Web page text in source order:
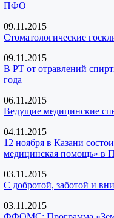
ПФО
09.11.2015
Стоматологические
09.11.2015
В РТ от отравлений
года
06.11.2015
Ведущие медицинские
04.11.2015
12 ноября в Казани
медицинская помощь» в
03.11.2015
С добротой, заботой и
03.11.2015